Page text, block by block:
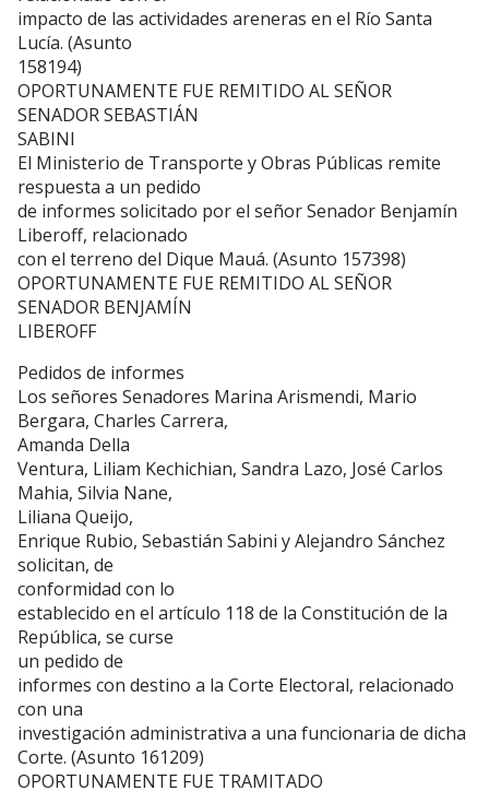
impacto de las actividades areneras en el Río Santa
Lucía. (Asunto
158194)
OPORTUNAMENTE FUE REMITIDO AL SEÑOR
SENADOR SEBASTIÁN
SABINI
El Ministerio de Transporte y Obras Públicas remite
respuesta a un pedido
de informes solicitado por el señor Senador Benjamín
Liberoff, relacionado
con el terreno del Dique Mauá. (Asunto 157398)
OPORTUNAMENTE FUE REMITIDO AL SEÑOR
SENADOR BENJAMÍN
LIBEROFF
Pedidos de informes
Los señores Senadores Marina Arismendi, Mario
Bergara, Charles Carrera,
Amanda Della
Ventura, Liliam Kechichian, Sandra Lazo, José Carlos
Mahia, Silvia Nane,
Liliana Queijo,
Enrique Rubio, Sebastián Sabini y Alejandro Sánchez
solicitan, de
conformidad con lo
establecido en el artículo 118 de la Constitución de la
República, se curse
un pedido de
informes con destino a la Corte Electoral, relacionado
con una
investigación administrativa a una funcionaria de dicha
Corte. (Asunto 161209)
OPORTUNAMENTE FUE TRAMITADO